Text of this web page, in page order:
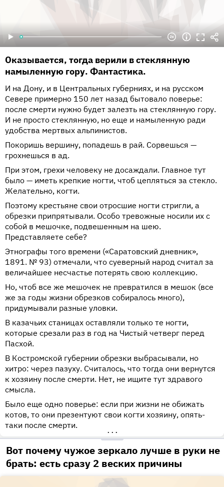
Оказывается, тогда верили в стеклянную
намыленную гору. Фантастика.
И на Дону, и в Центральных губерниях, и на русском
Севере примерно 150 лет назад бытовало поверье:
после смерти нужно будет залезть на стеклянную гору.
И не просто стеклянную, но еще и намыленную ради
удобства мертвых альпинистов.
Покоришь вершину, попадешь в рай. Сорвешься —
грохнешься в ад.
При этом, грехи человеку не досаждали. Главное тут
было — иметь крепкие ногти, чтоб цепляться за стекло.
Желательно, когти.
Поэтому крестьяне свои отросшие ногти стригли, а
обрезки припрятывали. Особо тревожные носили их с
собой в мешочке, подвешенным на шею.
Представляете себе?
Этнографы того времени («Саратовский дневник»,
1891. № 93) отмечали, что суеверный народ считал за
величайшее несчастье потерять свою коллекцию.
Но, чтоб все же мешочек не превратился в мешок (все
же за годы жизни обрезков собиралось много),
придумывали разные уловки.
В казачьих станицах оставляли только те ногти,
которые срезали раз в год на Чистый четверг перед
Пасхой.
В Костромской губернии обрезки выбрасывали, но
хитро: через пазуху. Считалось, что тогда они вернутся
к хозяину после смерти. Нет, не ищите тут здравого
смысла.
Было еще одно поверье: если при жизни не обижать
котов, то они презентуют свои когти хозяину, опять-
таки после смерти.
•••
Вот почему чужое зеркало лучше в руки не
брать: есть сразу 2 веских причины